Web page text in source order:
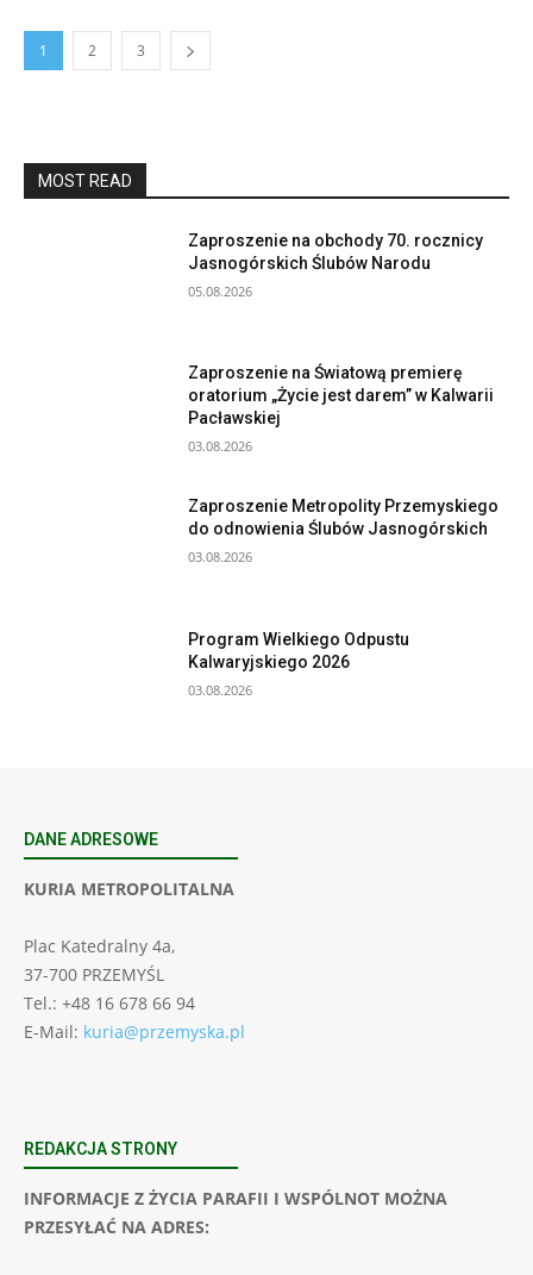
1 2 3
MOST READ
Zaproszenie na obchody 70. rocznicy
Jasnogórskich Ślubów Narodu
05.08.2026
Zaproszenie na Światową premierę
oratorium „Życie jest darem” w Kalwarii
Pacławskiej
03.08.2026
Zaproszenie Metropolity Przemyskiego
do odnowienia Ślubów Jasnogórskich
03.08.2026
Program Wielkiego Odpustu
Kalwaryjskiego 2026
03.08.2026
DANE ADRESOWE
KURIA METROPOLITALNA
Plac Katedralny 4a,
37-700 PRZEMYŚL
Tel.: +48 16 678 66 94
E-Mail: kuria@przemyska.pl
REDAKCJA STRONY
INFORMACJE Z ŻYCIA PARAFII I WSPÓLNOT MOŻNA
PRZESYŁAĆ NA ADRES: